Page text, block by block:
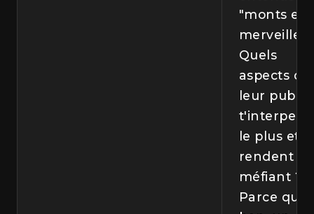
"monts et
Quels
aspects de
leur pub
le plus et
rendent
méfiant ?
Parce que,